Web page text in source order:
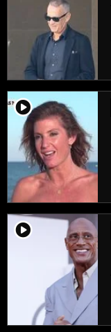
player2
player2